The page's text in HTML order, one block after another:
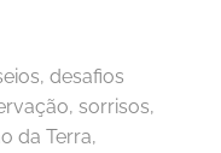
desafios
sorrisos,
da Terra,